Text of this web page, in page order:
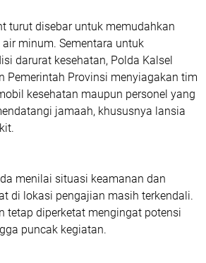
turut disebar untuk memudahkan
minum. Sementara untuk
darurat kesehatan, Polda Kalsel
Pemerintah Provinsi menyiagakan tim
kesehatan maupun personel yang
jamaah, khususnya lansia
menilai situasi keamanan dan
di lokasi pengajian masih terkendali.
tetap diperketat mengingat potensi
puncak kegiatan.